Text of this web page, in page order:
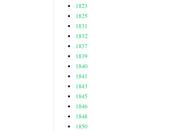
1823
1825
1831
1832
1837
1839
1840
1841
1843
1845
1846
1848
1850